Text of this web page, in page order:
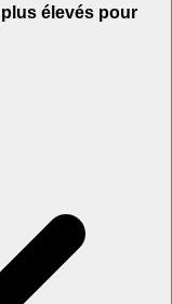
élevés pour